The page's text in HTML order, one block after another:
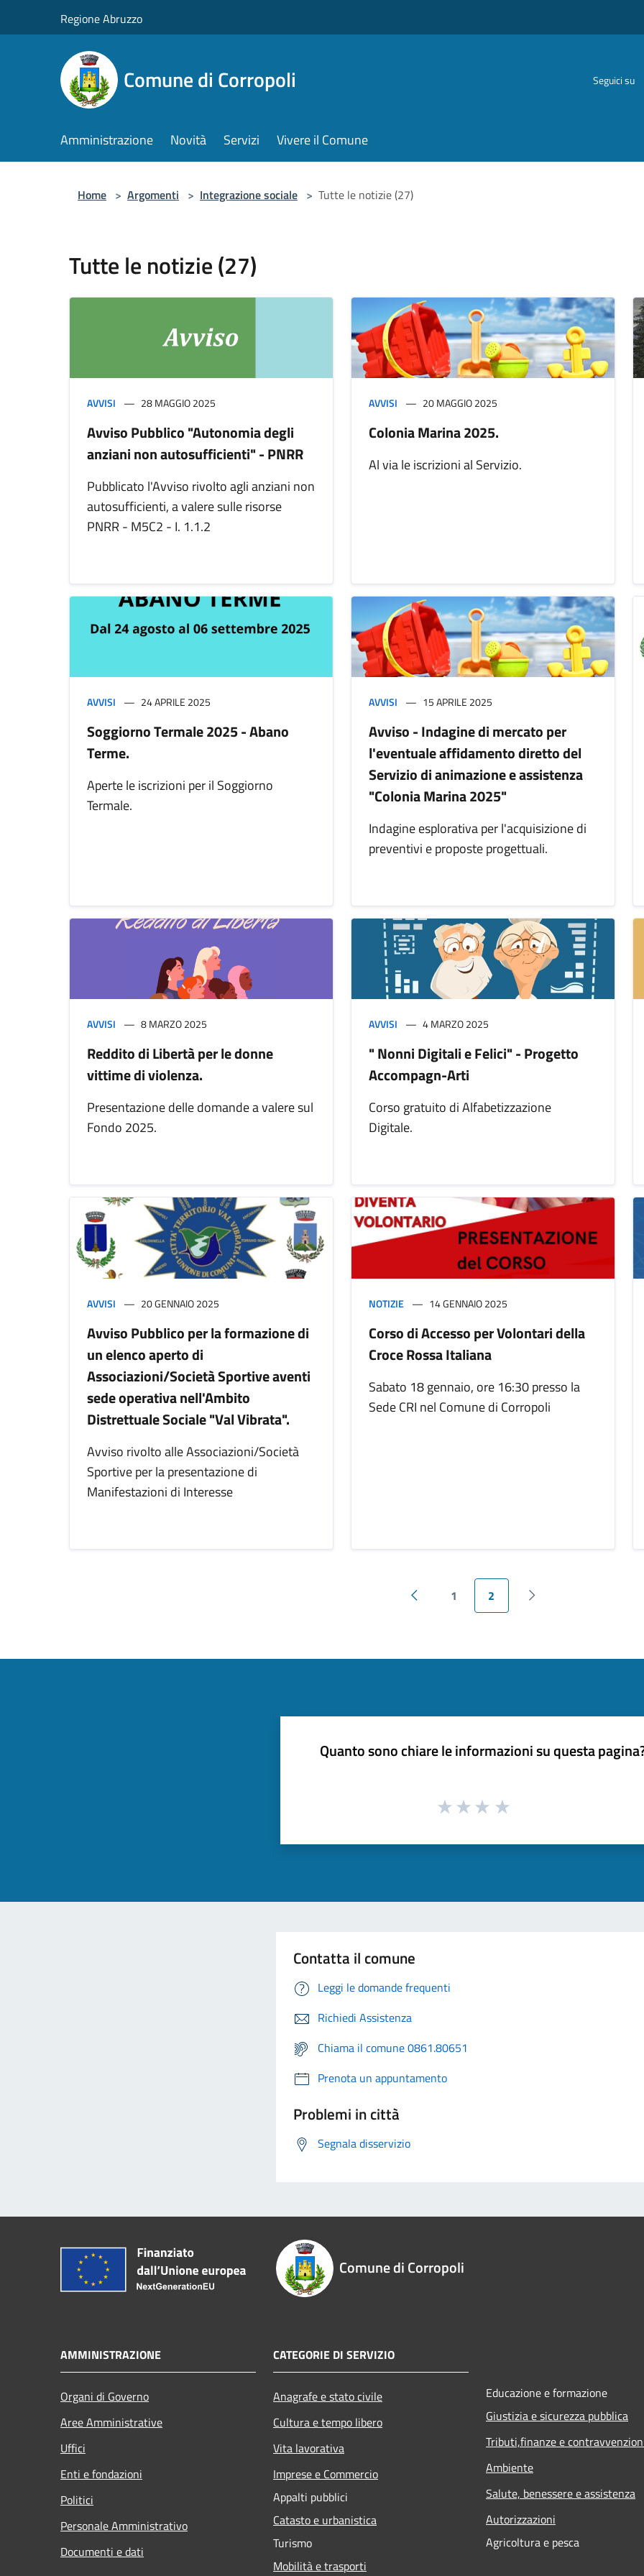
Regione Abruzzo
Comune di Corropoli Seguici su
Amministrazione Novità Servizi Vivere il Comune
Home > Argomenti > Integrazione sociale > Tutte le notizie (27)
Tutte le notizie (27)
AVVISI 28 MAGGIO 2025
Avviso Pubblico "Autonomia degli
anziani non autosufficienti" - PNRR
Pubblicato l'Avviso rivolto agli anziani non
autosufficienti, a valere sulle risorse
PNRR - M5C2 - I. 1.1.2
AVVISI 20 MAGGIO 2025
Colonia Marina 2025.
Al via le iscrizioni al Servizio.
AVVISI 24 APRILE 2025
Soggiorno Termale 2025 - Abano
Terme.
Aperte le iscrizioni per il Soggiorno
Termale.
AVVISI 15 APRILE 2025
Avviso - Indagine di mercato per
l'eventuale affidamento diretto del
Servizio di animazione e assistenza
"Colonia Marina 2025"
Indagine esplorativa per l'acquisizione di
preventivi e proposte progettuali.
AVVISI 8 MARZO 2025
Reddito di Libertà per le donne
vittime di violenza.
Presentazione delle domande a valere sul
Fondo 2025.
AVVISI 4 MARZO 2025
" Nonni Digitali e Felici" - Progetto
Accompagn-Arti
Corso gratuito di Alfabetizzazione
Digitale.
AVVISI 20 GENNAIO 2025
Avviso Pubblico per la formazione di
un elenco aperto di
Associazioni/Società Sportive aventi
sede operativa nell'Ambito
Distrettuale Sociale "Val Vibrata".
Avviso rivolto alle Associazioni/Società
Sportive per la presentazione di
Manifestazioni di Interesse
NOTIZIE 14 GENNAIO 2025
Corso di Accesso per Volontari della
Croce Rossa Italiana
Sabato 18 gennaio, ore 16:30 presso la
Sede CRI nel Comune di Corropoli
Pagina precedente
1 2
Pagina successiva
Quanto sono chiare le informazioni su questa
Contatta il comune
Leggi le domande frequenti
Richiedi Assistenza
Chiama il comune 0861.80651
Prenota un appuntamento
Problemi in città
Segnala disservizio
Comune di Corropoli
AMMINISTRAZIONE
Organi di Governo
Aree Amministrative
Uffici
Enti e fondazioni
Politici
Personale Amministrativo
Documenti e dati
CATEGORIE DI SERVIZIO
Anagrafe e stato civile
Cultura e tempo libero
Vita lavorativa
Imprese e Commercio
Appalti pubblici
Catasto e urbanistica
Turismo
Mobilità e trasporti
Educazione e formazione
Giustizia e sicurezza pubblica
Tributi,finanze e
Ambiente
Salute, benessere e assistenza
Autorizzazioni
Agricoltura e pesca